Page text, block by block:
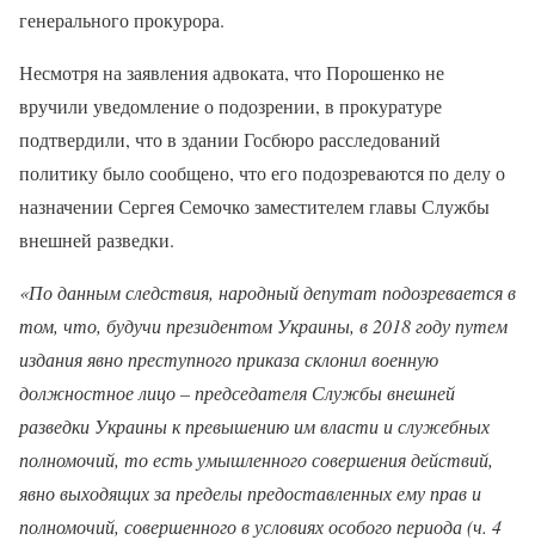
генерального прокурора.
Несмотря на заявления адвоката, что Порошенко не
вручили уведомление о подозрении, в прокуратуре
подтвердили, что в здании Госбюро расследований
политику было сообщено, что его подозреваются по делу о
назначении Сергея Семочко заместителем главы Службы
внешней разведки.
«По данным следствия, народный депутат подозревается в
том, что, будучи президентом Украины, в 2018 году путем
издания явно преступного приказа склонил военную
должностное лицо – председателя Службы внешней
разведки Украины к превышению им власти и служебных
полномочий, то есть умышленного совершения действий,
явно выходящих за пределы предоставленных ему прав и
полномочий, совершенного в условиях особого периода (ч. 4